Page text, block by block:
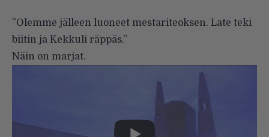
”Olemme jälleen luoneet mestariteoksen. Late teki
biitin ja Kekkuli räppäs.”
Näin on marjat.